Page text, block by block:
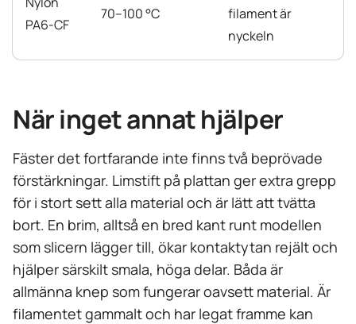
PA6-CF
70–100 °C
filament är
nyckeln
När inget annat hjälper
Fäster det fortfarande inte finns två beprövade
förstärkningar. Limstift på plattan ger extra grepp
för i stort sett alla material och är lätt att tvätta
bort. En brim, alltså en bred kant runt modellen
som slicern lägger till, ökar kontaktytan rejält och
hjälper särskilt smala, höga delar. Båda är
allmänna knep som fungerar oavsett material. Är
filamentet gammalt och har legat framme kan